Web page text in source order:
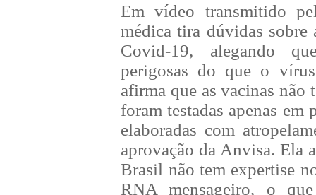
Em vídeo transmitido
médica tira dúvidas sobre
Covid-19, alegando
perigosas do que o
afirma que as vacinas não
foram testadas apenas em
elaboradas com
aprovação da Anvisa. Ela
Brasil não tem expertise
RNA mensageiro, o